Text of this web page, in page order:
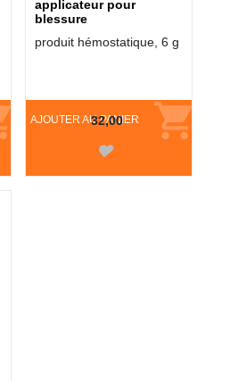
applicateur pour
blessure
produit hémostatique, 6 g
AJOUTER AU PANIER
32,00